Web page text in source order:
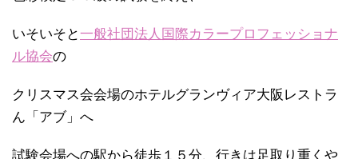
いそいそと一般社団法人国際カラープロフェッショナ
ル協会の
クリスマス会会場のホテルグランヴィア大阪レストラ
ん「アブ」へ
試験会場への駅から徒歩１５分、行きは足取り重くや